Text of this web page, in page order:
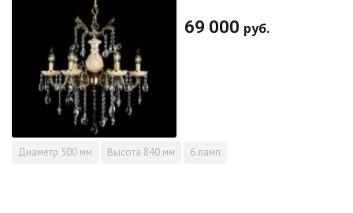
69 000 руб.
Диаметр 500 мм Высота 840 мм 6 ламп